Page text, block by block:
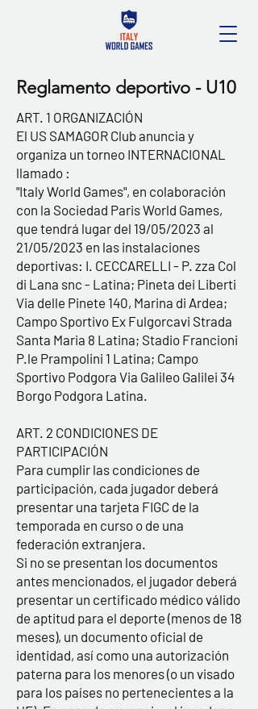
Reglamento deportivo - U10
ART. 1 ORGANIZACIÓN
El US SAMAGOR Club anuncia y
organiza un torneo INTERNACIONAL
llamado :
"Italy World Games", en colaboración
con la Sociedad Paris World Games,
que tendrá lugar del 19/05/2023 al
21/05/2023 en las instalaciones
deportivas: I. CECCARELLI - P. zza Col
di Lana snc - Latina; Pineta dei Liberti
Via delle Pinete 140, Marina di Ardea;
Campo Sportivo Ex Fulgorcavi Strada
Santa Maria 8 Latina; Stadio Francioni
P.le Prampolini 1 Latina; Campo
Sportivo Podgora Via Galileo Galilei 34
Borgo Podgora Latina.
ART. 2 CONDICIONES DE
PARTICIPACIÓN
Para cumplir las condiciones de
participación, cada jugador deberá
presentar una tarjeta FIGC de la
temporada en curso o de una
federación extranjera.
Si no se presentan los documentos
antes mencionados, el jugador deberá
presentar un certificado médico válido
de aptitud para el deporte (menos de 18
meses), un documento oficial de
identidad, así como una autorización
paterna para los menores (o un visado
para los países no pertenecientes a la